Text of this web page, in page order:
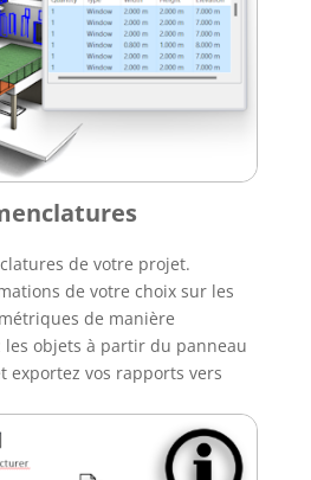
de votre projet.
de votre choix sur les
de manière
objets à partir du panneau
exportez vos rapports vers